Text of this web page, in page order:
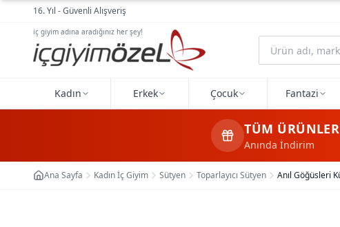
Ana içeriğe geç16. Yıl - Güvenli Alışveriş
iç giyim adına aradığınız her şey!
Kadın Erkek Çocuk Fantazi
TÜM
Anında İndirim
Ana Sayfa Kadın İç Giyim Sütyen Toparlayıcı Sütyen Anıl Göğüsleri